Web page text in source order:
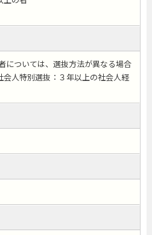
については、選抜方法が異なる場合
人特別選抜：３年以上の社会人経